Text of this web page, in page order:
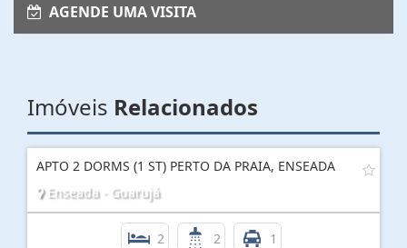
AGENDE UMA VISITA
Imóveis Relacionados
APTO 2 DORMS (1 ST) PERTO DA PRAIA, ENSEADA
Enseada - Guarujá
2 2 1